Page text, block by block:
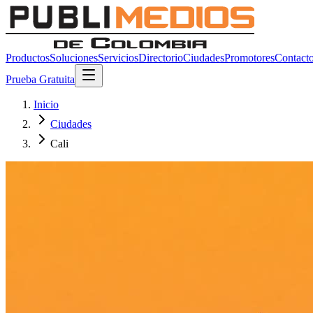
ProductosSolucionesServiciosDirectorioCiudadesPromotores
Prueba Gratuita
Inicio
Ciudades
Cali